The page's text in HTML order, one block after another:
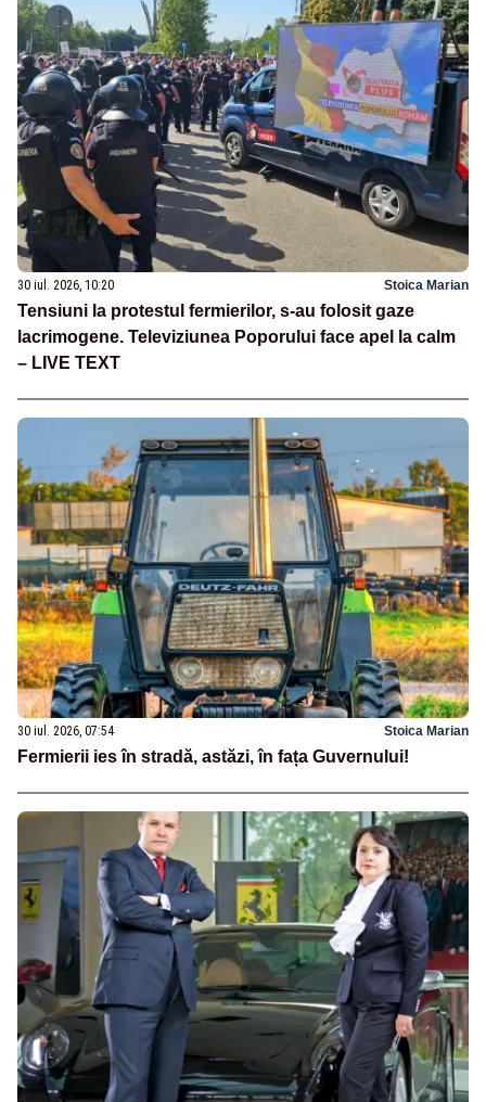
30 iul. 2026, 10:20 Stoica Marian
Tensiuni la protestul fermierilor, s-au folosit gaze
lacrimogene. Televiziunea Poporului face apel la calm
– LIVE TEXT
30 iul. 2026, 07:54 Stoica Marian
Fermierii ies în stradă, astăzi, în fața Guvernului!